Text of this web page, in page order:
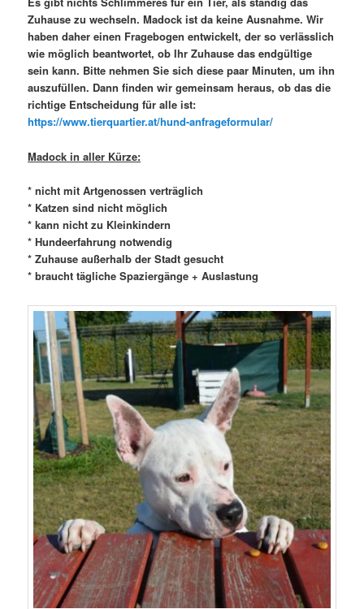
Zuhause zu wechseln. Madock ist da keine Ausnahme. Wir
haben daher einen Fragebogen entwickelt, der so verlässlich
wie möglich beantwortet, ob Ihr Zuhause das endgültige
sein kann. Bitte nehmen Sie sich diese paar Minuten, um ihn
auszufüllen. Dann finden wir gemeinsam heraus, ob das die
richtige Entscheidung für alle ist:
https://www.tierquartier.at/hund-anfrageformular/
Madock in aller Kürze:
* nicht mit Artgenossen verträglich
* Katzen sind nicht möglich
* kann nicht zu Kleinkindern
* Hundeerfahrung notwendig
* Zuhause außerhalb der Stadt gesucht
* braucht tägliche Spaziergänge + Auslastung